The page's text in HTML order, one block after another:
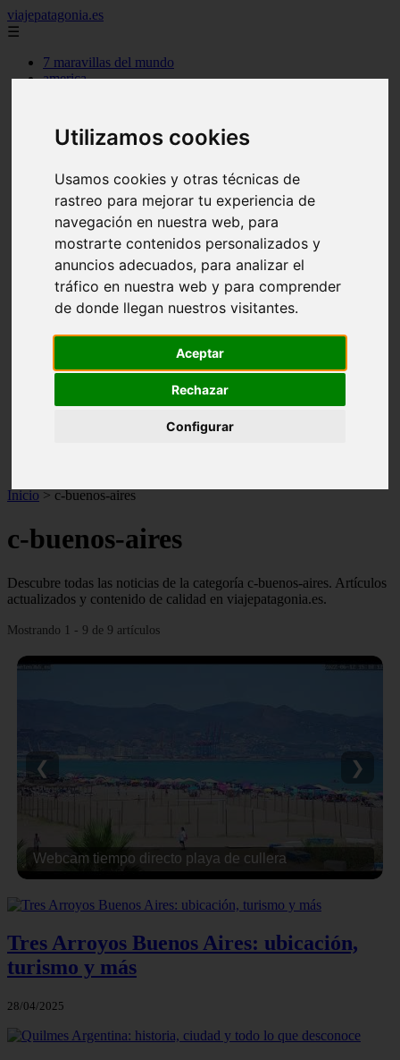
Utilizamos cookies
Usamos cookies y otras técnicas de
rastreo para mejorar tu experiencia de
navegación en nuestra web, para
mostrarte contenidos personalizados y
anuncios adecuados, para analizar el
tráfico en nuestra web y para comprender
de donde llegan nuestros visitantes.
Aceptar
Rechazar
Configurar
viajepatagonia.es
☰
7 maravillas del mundo
america
c buenos aires
c cordoba
c generalidades del pais
c neuquen
c provincias
c rio negro
c tierra de fuego
c tucuman
c zona austral
category
gijon
Inicio > c-buenos-aires
c-buenos-aires
Descubre todas las noticias de la categoría c-buenos-aires. Artículos
actualizados y contenido de calidad en viajepatagonia.es.
Mostrando 1 - 9 de 9 artículos
Webcam tiempo directo playa de cullera
❮ ❯
Tres Arroyos Buenos Aires: ubicación,
turismo y más
28/04/2025